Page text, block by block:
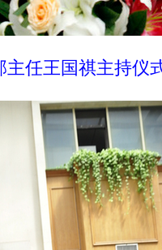
主任王国祺主持仪